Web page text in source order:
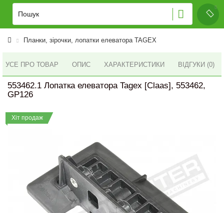
Планки, зірочки, лопатки елеватора TAGEX
УСЕ ПРО ТОВАР ОПИС ХАРАКТЕРИСТИКИ ВІДГУКИ (0)
553462.1 Лопатка елеватора Tagex [Claas], 553462,
GP126
Хіт продаж